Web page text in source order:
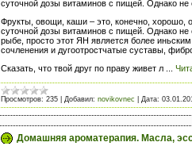
суточной дозы витаминов с пищей. Однако
Фрукты, овощи, каши – это, конечно, хорошо,
суточной дозы витаминов с пищей. Однако
рыбе, просто этот ЯН является более
сочленения и дугоотростчатые суставы,
Сказать, что твой друг по праву живет л
Просмотров: 235 Добавил: novikovnec Дата:
Домашняя ароматерапия. Масла,